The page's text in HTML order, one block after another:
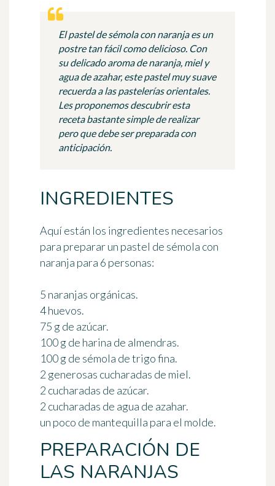
El pastel de sémola con naranja es un
postre tan fácil como delicioso. Con
su delicado aroma de naranja, miel y
agua de azahar, este pastel muy suave
recuerda a las pastelerías orientales.
Les proponemos descubrir esta
receta bastante simple de realizar
pero que debe ser preparada con
anticipación.
INGREDIENTES
Aquí están los ingredientes necesarios
para preparar un pastel de sémola con
naranja para 6 personas:
5 naranjas orgánicas.
4 huevos.
75 g de azúcar.
100 g de harina de almendras.
100 g de sémola de trigo fina.
2 generosas cucharadas de miel.
2 cucharadas de azúcar.
2 cucharadas de agua de azahar.
un poco de mantequilla para el molde.
PREPARACIÓN DE
LAS NARANJAS